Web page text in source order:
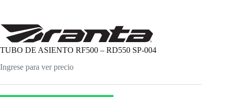
TUBO DE ASIENTO RF500 – RD550 SP-004
Ingrese para ver precio